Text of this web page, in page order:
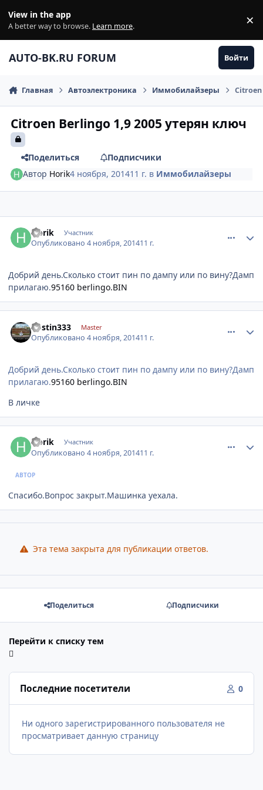
View in the app
A better way to browse. Learn more. ×
AUTO-BK.RU FORUM Войти
Главная Автоэлектроника Иммобилайзеры
Citroen Berlingo 1,9 2005 утерян ключ
Поделиться
Подписчики
Автор Horik4 ноября, 201411 г. в Иммобилайзеры
Horik Участник
Опубликовано4 ноября, 201411 г.
Добрий день.Сколько стоит пин по дампу или по вину?Дамп
прилагаю.95160 berlingo.BIN
oostin333 Master
Опубликовано4 ноября, 201411 г.
Добрий день.Сколько стоит пин по дампу или по вину?Дамп
прилагаю.95160 berlingo.BIN
В личке
Horik Участник
Опубликовано4 ноября, 201411 г.
АВТОР
Спасибо.Вопрос закрыт.Машинка уехала.
Эта тема закрыта для публикации ответов.
Поделиться Подписчики
Перейти к списку тем
Последние посетители 0
Ни одного зарегистрированного пользователя не
просматривает данную страницу